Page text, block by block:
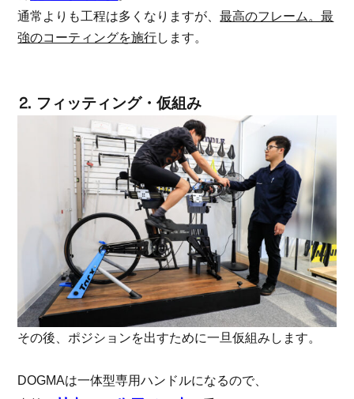
通常よりも工程は多くなりますが、最高のフレーム。最
強のコーティングを施行します。
⒉ フィッティング・仮組み
その後、ポジションを出すために一旦仮組みします。
DOGMAは一体型専用ハンドルになるので、